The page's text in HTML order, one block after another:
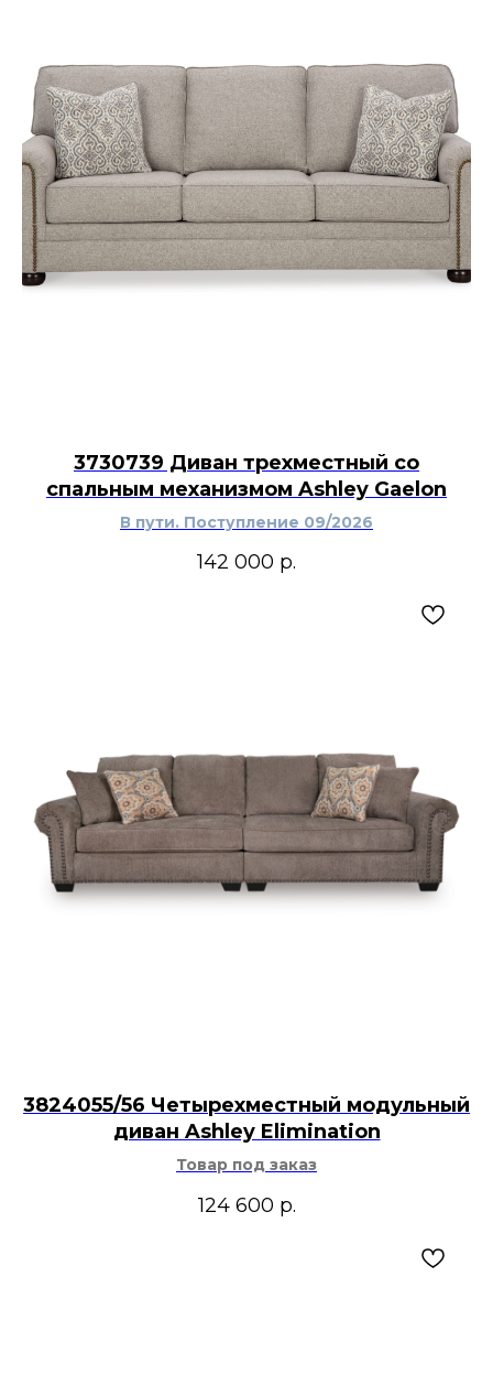
3730739 Диван трехместный со
спальным механизмом Ashley Gaelon
В пути. Поступление 09/2026
142 000 р.
3824055/56 Четырехместный модульный
диван Ashley Elimination
Товар под заказ
124 600 р.